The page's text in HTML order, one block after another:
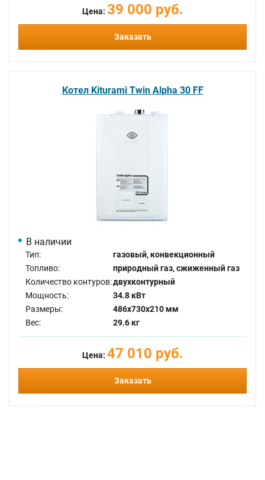
Цена: 39 000 руб.
Заказать
Котел Kiturami Twin Alpha 30 FF
В наличии
Тип:
газовый, конвекционный
Топливо:
природный газ, сжиженный газ
Количество контуров:двухконтурный
Мощность:
34.8 кВт
Размеры:
486x730x210 мм
Вес:
29.6 кг
Цена: 47 010 руб.
Заказать